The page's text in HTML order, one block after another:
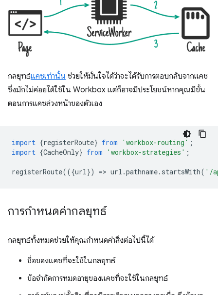
กลยุทธ์แคชเท่านั้น ช่วยให้มั่นใจได้ว่าจะได้รับการตอบกลับจากแคช
ซึ่งมักไม่ค่อยได้ใช้ใน Workbox แต่ก็อาจมีประโยชน์หากคุณมีขั้น
ตอนการแคชล่วงหน้าของตัวเอง
import {registerRoute} from 'workbox-routing' ;
import {CacheOnly} from 'workbox-strategies' ;
registerRoute(({url }) => url .pathname. startsWith( '/
การกำหนดค่ากลยุทธ์
กลยุทธ์ทั้งหมดช่วยให้คุณกำหนดค่าสิ่งต่อไปนี้ได้
ชื่อของแคชที่จะใช้ในกลยุทธ์
ข้อจำกัดการหมดอายุของแคชที่จะใช้ในกลยุทธ์